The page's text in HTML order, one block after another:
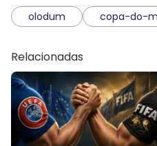
olodum copa-do-
Relacionadas